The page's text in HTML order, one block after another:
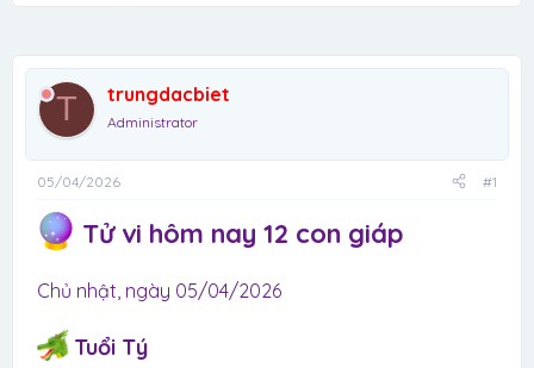
T trungdacbiet
Administrator
05/04/2026 #1
Tử vi hôm nay 12 con giáp
Chủ nhật, ngày 05/04/2026
Tuổi Tý